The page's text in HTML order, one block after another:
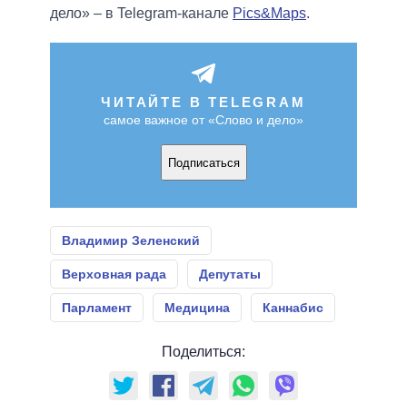
дело» – в Telegram-канале Pics&Maps.
ЧИТАЙТЕ В TELEGRAM
самое важное от «Слово и дело»
Подписаться
Владимир Зеленский
Верховная рада Депутаты
Парламент Медицина Каннабис
Поделиться: